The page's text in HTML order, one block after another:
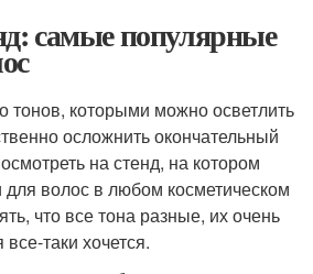
самые популярные
тонов, которыми можно осветлить
осложнить окончательный
на стенд, на котором
волос в любом косметическом
что все тона разные, их очень
таки хочется.